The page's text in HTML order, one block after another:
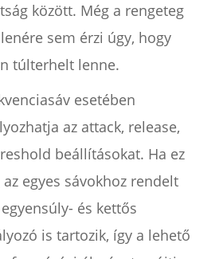
között. Még a rengeteg
sem érzi úgy, hogy
túlterhelt lenne.
esetében
az attack, release,
beállításokat. Ha ez
egyes sávokhoz rendelt
és kettős
is tartozik, így a lehető